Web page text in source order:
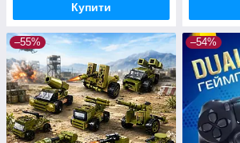
Купити
–55% –54%